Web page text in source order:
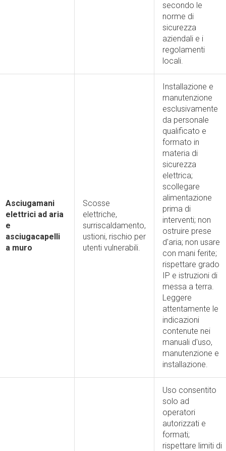
secondo le
norme di
sicurezza
aziendali e i
regolamenti
locali.
Asciugamani
elettrici ad aria
e
asciugacapelli
a muro
Scosse
elettriche,
surriscaldamento,
ustioni, rischio per
utenti vulnerabili.
Installazione e
manutenzione
esclusivamente
da personale
qualificato e
formato in
materia di
sicurezza
elettrica;
scollegare
alimentazione
prima di
interventi; non
ostruire prese
d'aria; non usare
con mani ferite;
rispettare grado
IP e istruzioni di
messa a terra.
Leggere
attentamente le
indicazioni
contenute nei
manuali d'uso,
manutenzione e
installazione.
Uso consentito
solo ad
operatori
autorizzati e
formati;
rispettare limiti di